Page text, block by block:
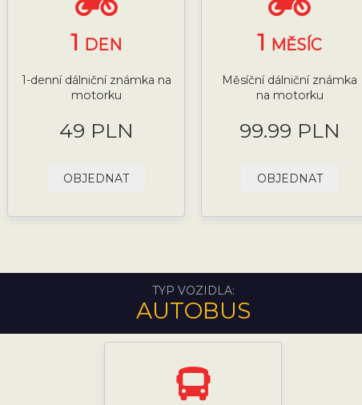
1 DEN
1-denní dálniční známka na
motorku
49 PLN
OBJEDNAT
1 MĚSÍC
Měsíční dálniční známka
na motorku
99.99 PLN
OBJEDNAT
TYP VOZIDLA:
AUTOBUS